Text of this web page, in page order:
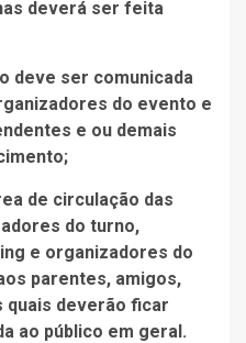
deverá ser feita
deve ser comunicada
do evento e
e ou demais
de circulação das
do turno,
e organizadores do
parentes, amigos,
deverão ficar
ao público em geral.